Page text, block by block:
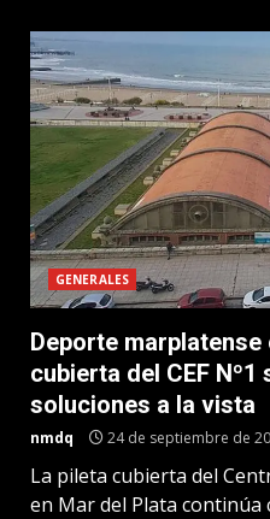
GENERALES
Deporte marplatense
cubierta del CEF
soluciones a la vista
nmdq 24 de septiembre de
La pileta cubierta del
en Mar del Plata continúa